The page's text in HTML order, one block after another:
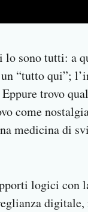
lo sono tutti: a
“tutto qui”;
trovo
come
medicina di
logici